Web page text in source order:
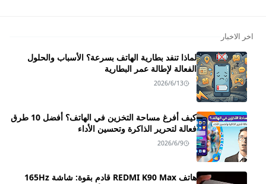
اخر الاخبار
لماذا تنفد بطارية الهاتف بسرعة؟ الأسباب والحلول
الفعالة لإطالة عمر البطارية
2026/6/13
كيف أفرغ مساحة التخزين في الهاتف؟ أفضل 10 طرق
فعالة لتحرير الذاكرة وتحسين الأداء
2026/6/9
هاتف REDMI K90 Max قادم بقوة: شاشة 165Hz